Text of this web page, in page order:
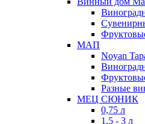
МАП
Noyan
Разные
МЕЦ СЮНИК
0,75 л
1,5 - 3 л